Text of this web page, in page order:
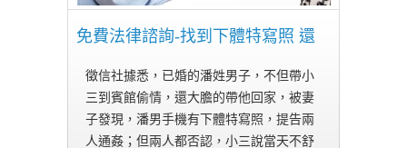
免費法律諮詢-找到下體特寫照 還
徵信社據悉，已婚的潘姓男子，不但帶小
三到賓館偷情，還大膽的帶他回家，被妻
子發現，潘男手機有下體特寫照，提告兩
人通姦；但兩人都否認，小三說當天不舒